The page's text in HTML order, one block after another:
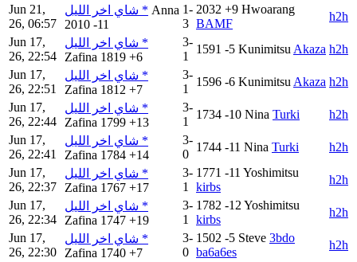
Jun 21,
26, 06:57
شاي اخر الليل * Anna
2010 -11
1-
3
2032 +9 Hwoarang
BAMF
h2h
Jun 17,
26, 22:54
شاي اخر الليل *
Zafina 1819 +6
3-
1
1591 -5 Kunimitsu Akaza h2h
Jun 17,
26, 22:51
شاي اخر الليل *
Zafina 1812 +7
3-
1
1596 -6 Kunimitsu Akaza h2h
Jun 17,
26, 22:44
شاي اخر الليل *
Zafina 1799 +13
3-
1
1734 -10 Nina Turki
h2h
Jun 17,
26, 22:41
شاي اخر الليل *
Zafina 1784 +14
3-
0
1744 -11 Nina Turki
h2h
Jun 17,
26, 22:37
شاي اخر الليل *
Zafina 1767 +17
3-
1
1771 -11 Yoshimitsu
kirbs
h2h
Jun 17,
26, 22:34
شاي اخر الليل *
Zafina 1747 +19
3-
1
1782 -12 Yoshimitsu
kirbs
h2h
Jun 17,
26, 22:30
شاي اخر الليل *
Zafina 1740 +7
3-
0
1502 -5 Steve 3bdo
ba6a6es
h2h